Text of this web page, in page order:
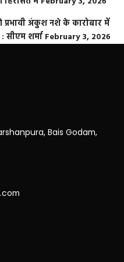
प्रभावी अंकुश नशे के कारोबार में
सीएम शर्मा February 3, 2026
Bais Godam,